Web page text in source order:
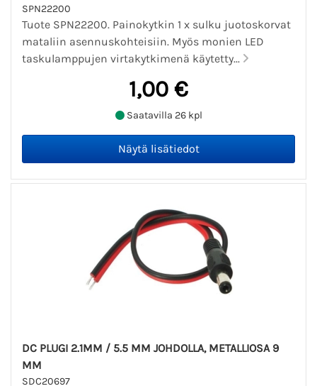
SPN22200
Tuote SPN22200. Painokytkin 1 x sulku juotoskorvat
mataliin asennuskohteisiin. Myös monien LED
taskulamppujen virtakytkimenä käytetty...
1,00 €
Saatavilla 26 kpl
DC PLUGI 2.1MM / 5.5 MM JOHDOLLA, METALLIOSA 9
MM
SDC20697